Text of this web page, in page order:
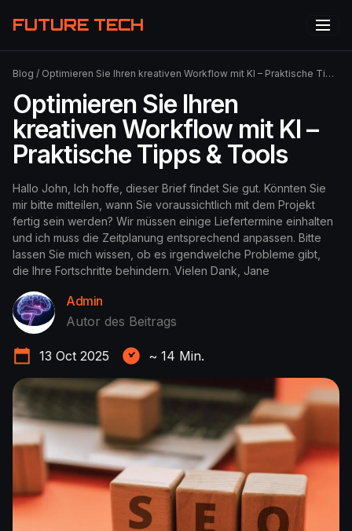
FUTURE TECH
Blog / Optimieren Sie Ihren kreativen Workflow mit KI – Praktische Tipps & Tools
Optimieren Sie Ihren
kreativen Workflow mit KI –
Praktische Tipps & Tools
Hallo John, Ich hoffe, dieser Brief findet Sie gut. Könnten Sie
mir bitte mitteilen, wann Sie voraussichtlich mit dem Projekt
fertig sein werden? Wir müssen einige Liefertermine einhalten
und ich muss die Zeitplanung entsprechend anpassen. Bitte
lassen Sie mich wissen, ob es irgendwelche Probleme gibt,
die Ihre Fortschritte behindern. Vielen Dank, Jane
Admin
Autor des Beitrags
13 Oct 2025 ~ 14 Min.